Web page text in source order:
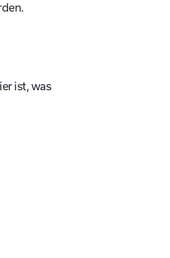
ist, was